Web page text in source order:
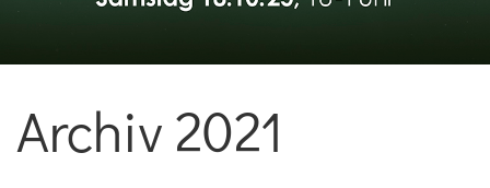
Archiv 2021